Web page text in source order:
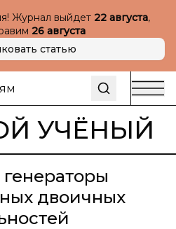
Журнал выйдет 22 августа,
26 августа
статью
УЧЁНЫЙ
двоичных